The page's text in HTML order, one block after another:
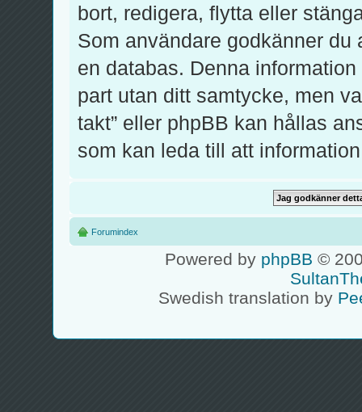
bort, redigera, flytta eller
Som användare godkänner
en databas. Denna
part utan ditt samtycke, men
takt” eller phpBB kan hållas
som kan leda till att
Forumindex
Powered by phpBB ©
Swedish translation by